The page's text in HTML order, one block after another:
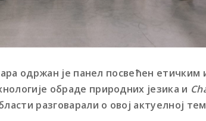
одржан је панел посвећен етичким
обраде природних језика и
разговарали о овој актуелној